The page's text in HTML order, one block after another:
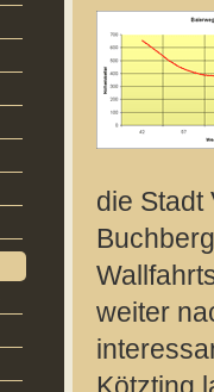
die Stadt
weiter